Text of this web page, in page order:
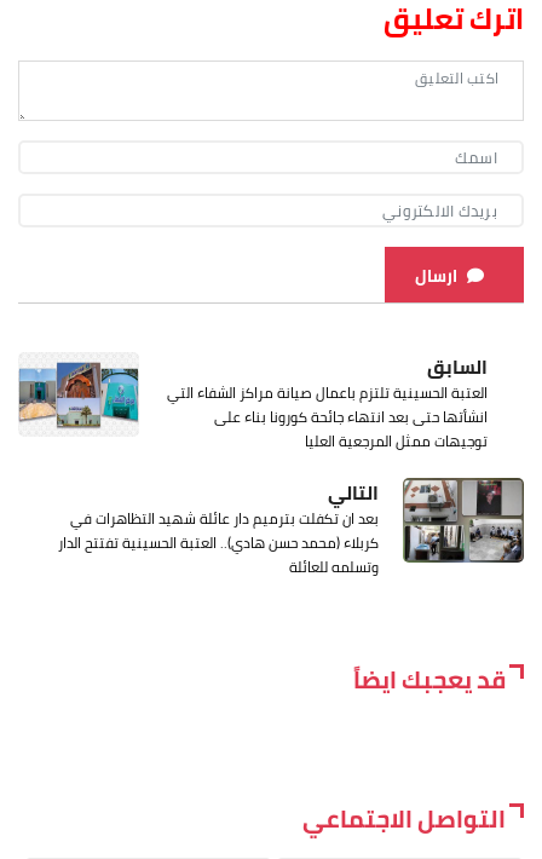
اترك تعليق
ارسال
السابق
العتبة الحسينية تلتزم باعمال صيانة مراكز الشفاء التي
انشأتها حتى بعد انتهاء جائحة كورونا بناء على
توجيهات ممثل المرجعية العليا
التالي
بعد ان تكفلت بترميم دار عائلة شهيد التظاهرات في
كربلاء (محمد حسن هادي).. العتبة الحسينية تفتتح الدار
وتسلمه للعائلة
قد يعجبك ايضاً
التواصل الاجتماعي